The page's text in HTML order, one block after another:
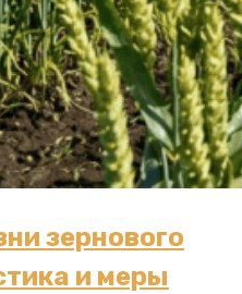
зернового
и меры